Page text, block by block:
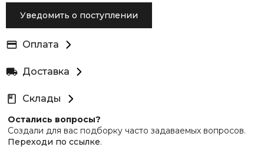
Уведомить о поступлении
Оплата
Доставка
Склады
Остались вопросы?
Создали для вас подборку часто задаваемых вопросов.
Переходи по ссылке.